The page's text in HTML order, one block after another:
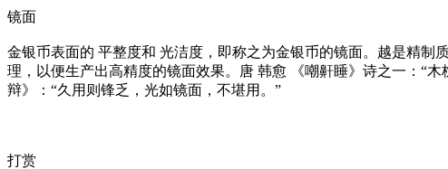
镜面
金银币表面的 平整度和 光洁度，即称之为金银币的镜面。越是精
理，以便生产出高精度的镜面效果。唐 韩愈 《嘲鼾睡》诗之一：“
辩》：“久用则锋乏，光如镜面，不堪用。”
打赏